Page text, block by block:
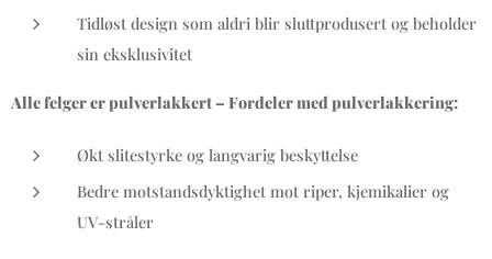
Tidløst design som aldri blir sluttprodusert og beholder
sin eksklusivitet
Alle felger er pulverlakkert – Fordeler med pulverlakkering:
Økt slitestyrke og langvarig beskyttelse
Bedre motstandsdyktighet mot riper, kjemikalier og
UV-stråler